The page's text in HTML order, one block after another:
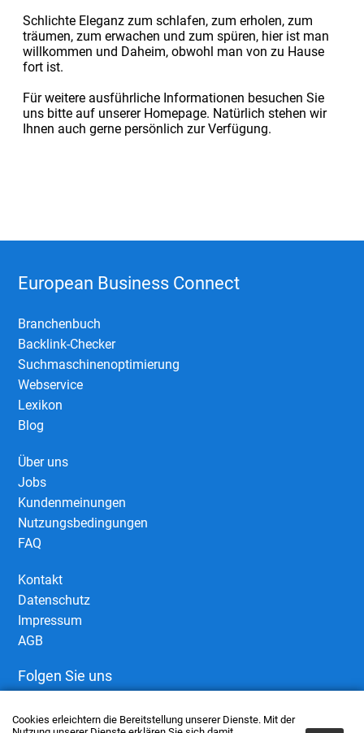
Cookies erleichtern die Bereitstellung unserer Dienste. Mit der
Schlichte Eleganz zum schlafen, zum erholen, zum
träumen, zum erwachen und zum spüren, hier ist man
willkommen und Daheim, obwohl man von zu Hause
fort ist.
Für weitere ausführliche Informationen besuchen Sie
uns bitte auf unserer Homepage. Natürlich stehen wir
Ihnen auch gerne persönlich zur Verfügung.
European Business Connect
Branchenbuch
Backlink-Checker
Suchmaschinenoptimierung
Webservice
Lexikon
Blog
Über uns
Jobs
Kundenmeinungen
Nutzungsbedingungen
FAQ
Kontakt
Datenschutz
Impressum
AGB
Folgen Sie uns